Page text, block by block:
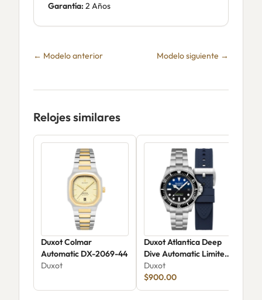
Garantía: 2 Años
← Modelo anterior Modelo siguiente →
Relojes similares
Duxot Colmar
Automatic DX-2069-44
Duxot
Duxot Atlantica Deep
Dive Automatic Limited
Edition DX-2066-11
Duxot
$900.00